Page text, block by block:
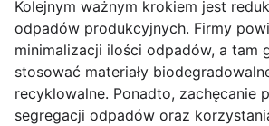
Kolejnym ważnym krokiem jest
odpadów produkcyjnych. Firmy
minimalizacji ilości odpadów, a tam
stosować materiały
recyklowalne. Ponadto, zachęcanie
segregacji odpadów oraz